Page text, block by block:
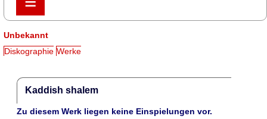
Unbekannt
Diskographie Werke
Kaddish shalem
Zu diesem Werk liegen keine Einspielungen vor.